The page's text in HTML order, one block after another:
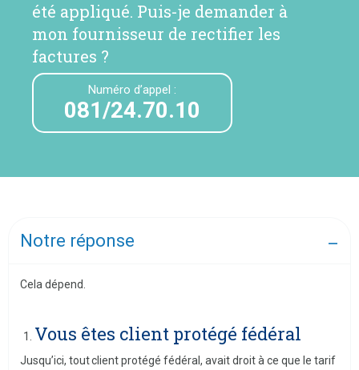
été appliqué. Puis-je demander à
mon fournisseur de rectifier les
factures ?
Numéro d’appel :
081/24.70.10
Notre réponse
Cela dépend.
Vous êtes client protégé fédéral
Jusqu’ici, tout client protégé fédéral, avait droit à ce que le tarif